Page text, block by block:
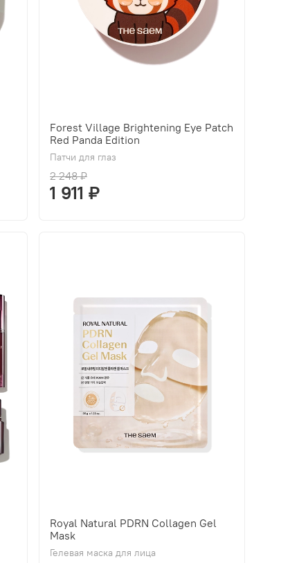
Forest Village Brightening Eye Patch
Red Panda Edition
Патчи для глаз
2 248 ₽
1 911 ₽
Royal Natural PDRN Collagen Gel
Mask
Гелевая маска для лица